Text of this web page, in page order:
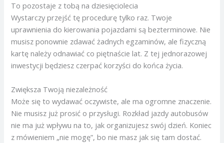
To pozostaje z tobą na dziesięciolecia
Wystarczy przejść tę procedurę tylko raz. Twoje
uprawnienia do kierowania pojazdami są bezterminowe. Nie
musisz ponownie zdawać żadnych egzaminów, ale fizyczną
kartę należy odnawiać co piętnaście lat. Z tej jednorazowej
inwestycji będziesz czerpać korzyści do końca życia.
Zwiększa Twoją niezależność
Może się to wydawać oczywiste, ale ma ogromne znaczenie.
Nie musisz już prosić o przysługi. Rozkład jazdy autobusów
nie ma już wpływu na to, jak organizujesz swój dzień. Koniec
z mówieniem „nie mogę”, bo nie masz jak się tam dostać.